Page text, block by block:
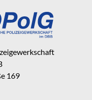
169